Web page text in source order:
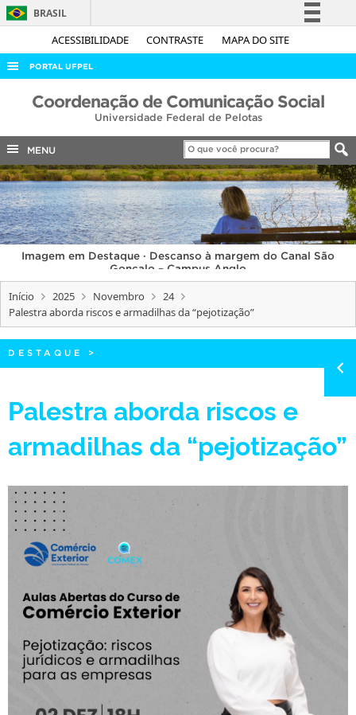
ACESSIBILIDADE CONTRASTE MAPA DO SITE
BRASIL
Simplifique!
Acesso à informação
Legislação
Canais
PORTAL UFPEL
ACESSO À INFORMAÇÃO
COBALTO
CONCURSOS
EDITAIS
INTERNACIONAL
OUVIDORIA
PORTARIAS
TELEFONES
Coordenação de Comunicação Social
Universidade Federal de Pelotas
MENU
Imagem em Destaque · Descanso à margem do Canal São
Gonçalo – Campus Anglo
Início 2025 Novembro
24
Palestra aborda riscos e armadilhas da “pejotização”
DESTAQUE >
Palestra aborda riscos e
armadilhas da “pejotização”